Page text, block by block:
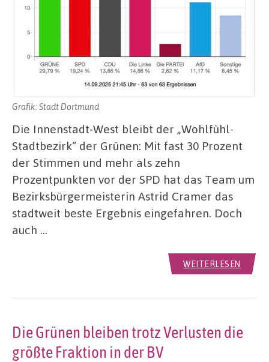
Grafik: Stadt Dortmund
Die Innenstadt-West bleibt der „Wohlfühl-
Stadtbezirk“ der Grünen: Mit fast 30 Prozent
der Stimmen und mehr als zehn
Prozentpunkten vor der SPD hat das Team um
Bezirksbürgermeisterin Astrid Cramer das
stadtweit beste Ergebnis eingefahren. Doch
auch …
WEITERLESEN
Die Grünen bleiben trotz Verlusten die
größte Fraktion in der BV